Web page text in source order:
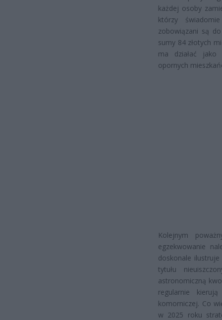
każdej osoby
którzy
zobowiązani są
sumy 84 złotych
ma działać jako
opornych
Kolejnym
egzekwowanie
doskonale
tytułu
astronomiczną
regularnie
komorniczej. Co
w 2025 roku